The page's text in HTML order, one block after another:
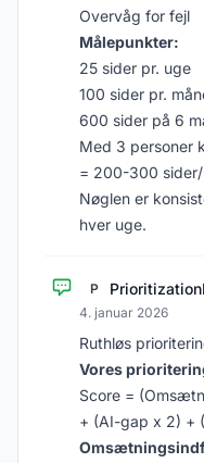
Overvåg for fejl
Målepunkter:
25 sider pr. uge
100 sider pr.
600 sider på 6
Med 3 personer
= 200-300 sider/
Nøglen er
hver uge.
P
4. januar 2026
Ruthløs
Vores
Score =
+ (AI-gap x 2) +